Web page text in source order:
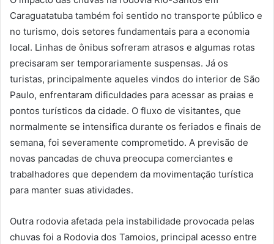
Caraguatatuba também foi sentido no transporte público e
no turismo, dois setores fundamentais para a economia
local. Linhas de ônibus sofreram atrasos e algumas rotas
precisaram ser temporariamente suspensas. Já os
turistas, principalmente aqueles vindos do interior de São
Paulo, enfrentaram dificuldades para acessar as praias e
pontos turísticos da cidade. O fluxo de visitantes, que
normalmente se intensifica durante os feriados e finais de
semana, foi severamente comprometido. A previsão de
novas pancadas de chuva preocupa comerciantes e
trabalhadores que dependem da movimentação turística
para manter suas atividades.
Outra rodovia afetada pela instabilidade provocada pelas
chuvas foi a Rodovia dos Tamoios, principal acesso entre